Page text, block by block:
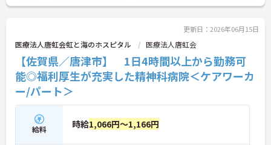
更新日：2026年06月15日
医療法人唐虹会虹と海のホスピタル 医療法人唐虹会
【佐賀県／唐津市】 1日4時間以上から勤務可
能◎福利厚生が充実した精神科病院＜ケアワーカ
ー/パート＞
給料 時給1,066円～1,166円